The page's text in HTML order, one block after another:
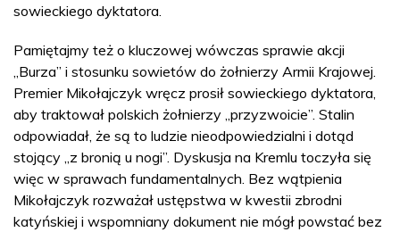
sowieckiego dyktatora.
Pamiętajmy też o kluczowej wówczas sprawie akcji
„Burza” i stosunku sowietów do żołnierzy Armii Krajowej.
Premier Mikołajczyk wręcz prosił sowieckiego dyktatora,
aby traktował polskich żołnierzy „przyzwoicie”. Stalin
odpowiadał, że są to ludzie nieodpowiedzialni i dotąd
stojący „z bronią u nogi”. Dyskusja na Kremlu toczyła się
więc w sprawach fundamentalnych. Bez wątpienia
Mikołajczyk rozważał ustępstwa w kwestii zbrodni
katyńskiej i wspomniany dokument nie mógł powstać bez